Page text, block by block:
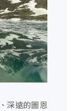
深遠的圖恩